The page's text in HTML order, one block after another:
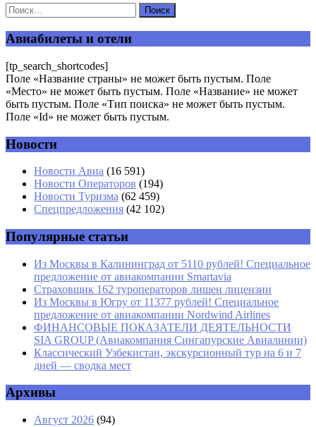
Ваш адрес email не будет опубликован.
Имя *
Email*
Авиабилеты и отели
[tp_search_shortcodes]
Поле «Название страны» не может быть пустым. Поле
«Место» не может быть пустым. Поле «Название» не может
быть пустым. Поле «Тип поиска» не может быть пустым.
Поле «Id» не может быть пустым.
Новости
Новости Авиа (16 591)
Новости Операторов (194)
Новости Туризма (62 459)
Спецпредложения (42 102)
Популярные статьи
Из Москвы в Калининград от 5110 рублей! Специальное
предложение от авиакомпании Smartavia
Страховщик 162 туроператоров лишен лицензии
Из Москвы в Югру от 11377 рублей! Специальное
предложение от авиакомпании Nordwind Airlines
ФИНАНСОВЫЕ ПОКАЗАТЕЛИ ДЕЯТЕЛЬНОСТИ
SIA GROUP (Авиакомпания Сингапурские Авиалинии)
Классический Узбекистан, экскурсионный тур на 6 и 7
дней — сводка мест
Архивы
Август 2026 (94)